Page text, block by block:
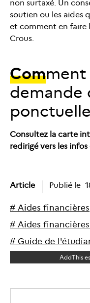
non surtaxé. Un
soutien ou les aides
et comment en faire
Crous.
Comment
demande
Consultez la carte
redirigé vers les
Article Publié le
# Aides financières
# Aides financières
# Guide de 'étudia
AddThis